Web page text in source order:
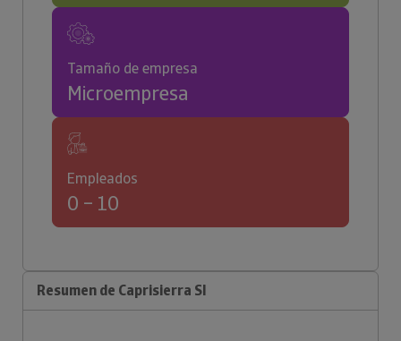
Tamaño de empresa
Microempresa
Empleados
0 – 10
Resumen de Caprisierra Sl